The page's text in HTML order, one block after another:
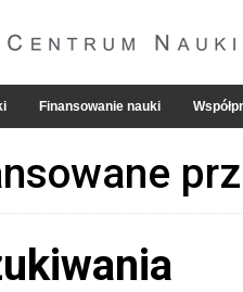
Finansowanie nauki